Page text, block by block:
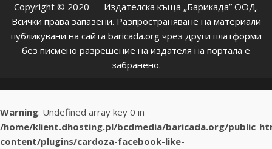
Copyright © 2020 — Издателска къща „Барикада” ООД.
Всички права запазени. Разпространяване на материали
публикувани на сайта baricada.org чрез други платформи
без писмено разрешение на издателя на портала е
забранено.
Warning: Undefined array key 0 in
/home/klient.dhosting.pl/bcdmedia/baricada.org/
content/plugins/cardoza-facebook-like-